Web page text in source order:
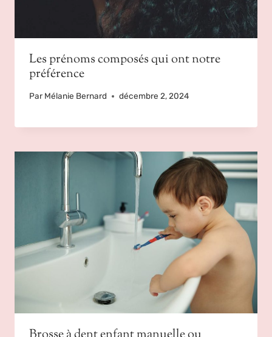
Les prénoms composés qui ont notre
préférence
Par Mélanie Bernard décembre 2, 2024